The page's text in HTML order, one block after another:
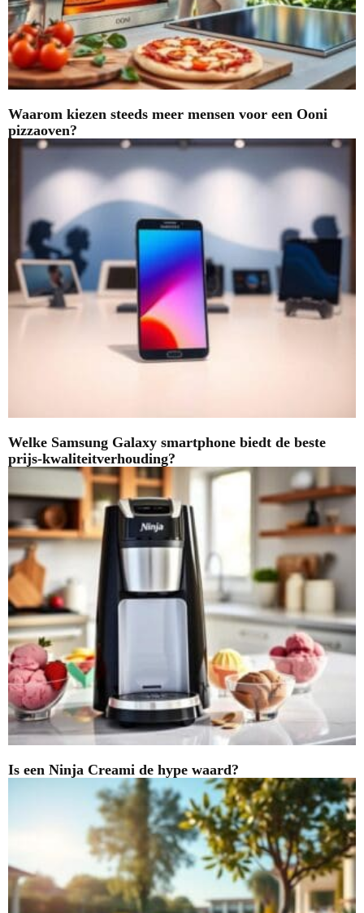
Waarom kiezen steeds meer mensen voor een Ooni
pizzaoven?
Welke Samsung Galaxy smartphone biedt de beste
prijs-kwaliteitverhouding?
Is een Ninja Creami de hype waard?